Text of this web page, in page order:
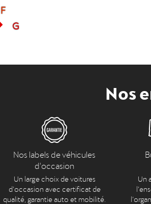
F
G
Nos
Nos labels de véhicules
d'occasion
Un large choix de voitures
d’occasion avec certificat de
qualité, garantie auto et mobilité.
Un